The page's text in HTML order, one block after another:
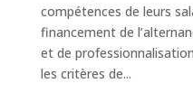
compétences de leurs
financement de
et de
les critères de...